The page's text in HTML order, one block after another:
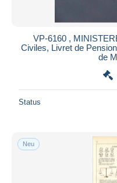
VP-6160 ,
Civiles, Livret de
de
Status
Neu